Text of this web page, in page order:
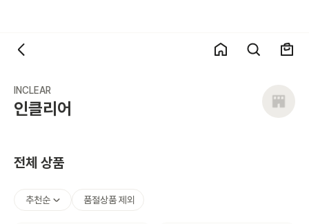
INCLEAR
인클리어
전체 상품
추천순 품절상품 제외